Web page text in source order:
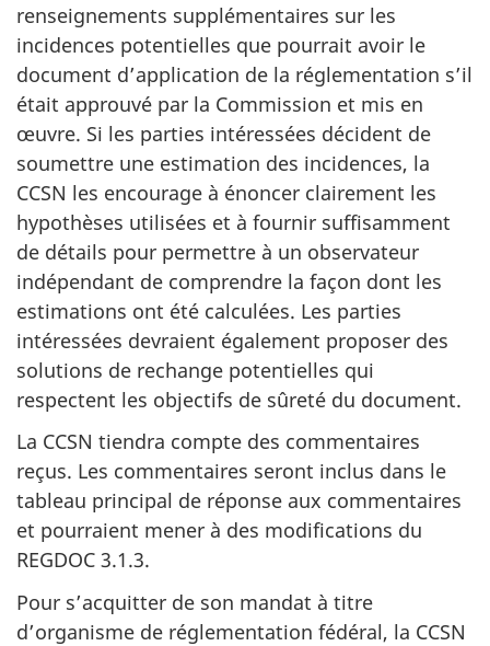
renseignements supplémentaires sur les
incidences potentielles que pourrait avoir le
document d’application de la réglementation s’il
était approuvé par la Commission et mis en
œuvre. Si les parties intéressées décident de
soumettre une estimation des incidences, la
CCSN les encourage à énoncer clairement les
hypothèses utilisées et à fournir suffisamment
de détails pour permettre à un observateur
indépendant de comprendre la façon dont les
estimations ont été calculées. Les parties
intéressées devraient également proposer des
solutions de rechange potentielles qui
respectent les objectifs de sûreté du document.
La CCSN tiendra compte des commentaires
reçus. Les commentaires seront inclus dans le
tableau principal de réponse aux commentaires
et pourraient mener à des modifications du
REGDOC 3.1.3.
Pour s’acquitter de son mandat à titre
d’organisme de réglementation fédéral, la CCSN